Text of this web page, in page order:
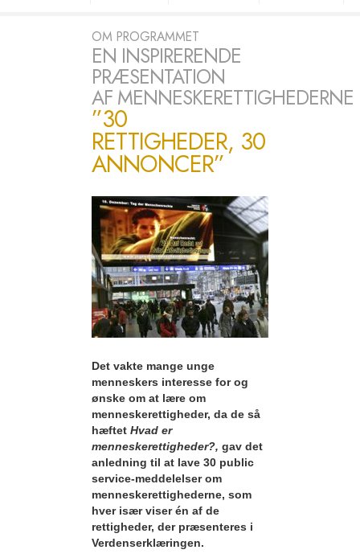
OM PROGRAMMET
EN INSPIRERENDE
PRÆSENTATION
AF MENNESKERETTIGHEDERNE
”30
RETTIGHEDER, 30
ANNONCER”
Det vakte mange unge
menneskers interesse for og
ønske om at lære om
menneskerettigheder, da de så
hæftet Hvad er
menneskerettigheder?, gav det
anledning til at lave 30 public
service-meddelelser om
menneskerettighederne, som
hver især viser én af de
rettigheder, der præsenteres i
Verdenserklæringen.